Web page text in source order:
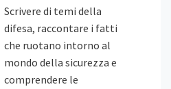
Scrivere di temi della
difesa, raccontare i fatti
che ruotano intorno al
mondo della sicurezza e
comprendere le